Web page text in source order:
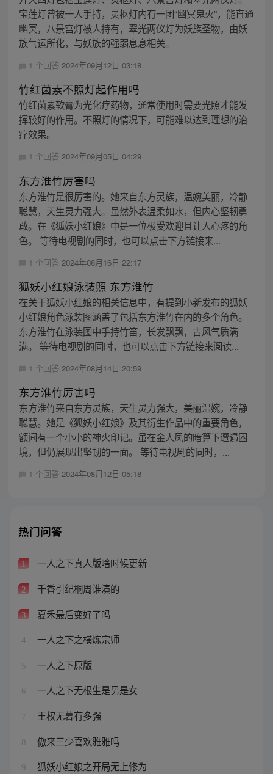
宝莲灯曾被一人手持，灵枢灯内有一团“幽冥鬼火”，能直通
幽冥，八景宫灯被人持有，翠光两仪灯为妖族圣物，由妖
族气运所化，与妖族的强弱息息相关。
1 个回答 2024年09月12日 03:18
竹红菌素不照灯起作用吗
竹红菌素软膏为光化疗药物，通常使用时需要光照才能发
挥较好的作用。不照灯的情况下，可能难以达到理想的治
疗效果。
1 个回答 2024年09月05日 04:29
东方淮竹厉害吗
东方淮竹是很厉害的。她来自东方灵族，温婉美丽，冷静
聪慧，天生灵力强大。虽然外表温柔如水，但内心坚韧勇
敢。在《狐妖小红娘》中是一位极受欢迎且让人心疼的角
色。 等待电视剧的同时，也可以点击下方链接来...
1 个回答 2024年08月16日 22:17
狐妖小红娘泳装照 东方淮竹
在关于狐妖小红娘的相关信息中，有提到小新发布的狐妖
小红娘角色泳装图涵盖了包括东方淮竹在内的多个角色。
东方淮竹在泳装图中手持竹笛，长发飘飘，古风气质满
满。 等待电视剧的同时，也可以点击下方链接来阅读...
1 个回答 2024年08月14日 20:59
东方淮竹厉害吗
东方淮竹来自东方灵族，天生灵力强大，美丽温婉，冷静
聪慧。她是《狐妖小红娘》及其衍生作品中的重要角色，
额间有一个小小的神火印记。虽在金人凤的暗算下遭遇困
境，但仍展现出坚韧的一面。 等待电视剧的同时，...
1 个回答 2024年08月12日 05:18
热门问答
1 一人之下真人版啥时候更新
2 千香引纪桐周谁演的
3 夏禾最后变好了吗
4 一人之下之横炼宗师
5 一人之下原版
6 一人之下无根生是男是女
7 王权无暮有多强
8 傲来三少喜欢雅雅吗
9 狐妖小红娘之开局无上修为